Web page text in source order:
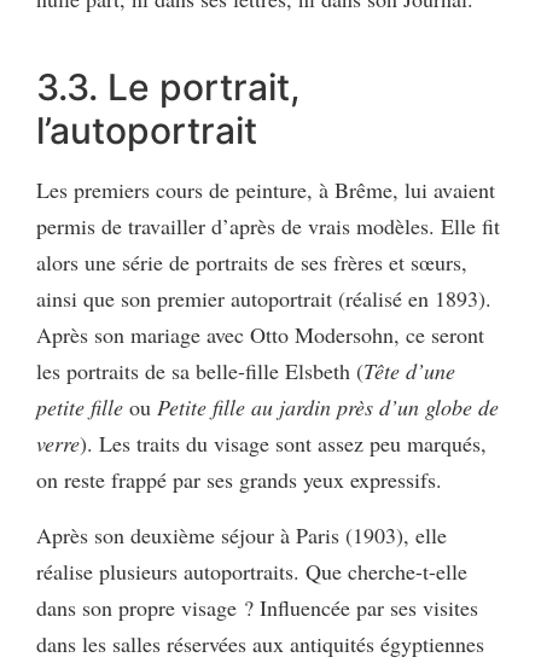
3.3. Le portrait,
l’autoportrait
Les premiers cours de peinture, à Brême, lui avaient
permis de travailler d’après de vrais modèles. Elle fit
alors une série de portraits de ses frères et sœurs,
ainsi que son premier autoportrait (réalisé en 1893).
Après son mariage avec Otto Modersohn, ce seront
les portraits de sa belle-fille Elsbeth (Tête d’une
petite fille ou Petite fille au jardin près d’un globe de
verre). Les traits du visage sont assez peu marqués,
on reste frappé par ses grands yeux expressifs.
Après son deuxième séjour à Paris (1903), elle
réalise plusieurs autoportraits. Que cherche-t-elle
dans son propre visage ? Influencée par ses visites
dans les salles réservées aux antiquités égyptiennes